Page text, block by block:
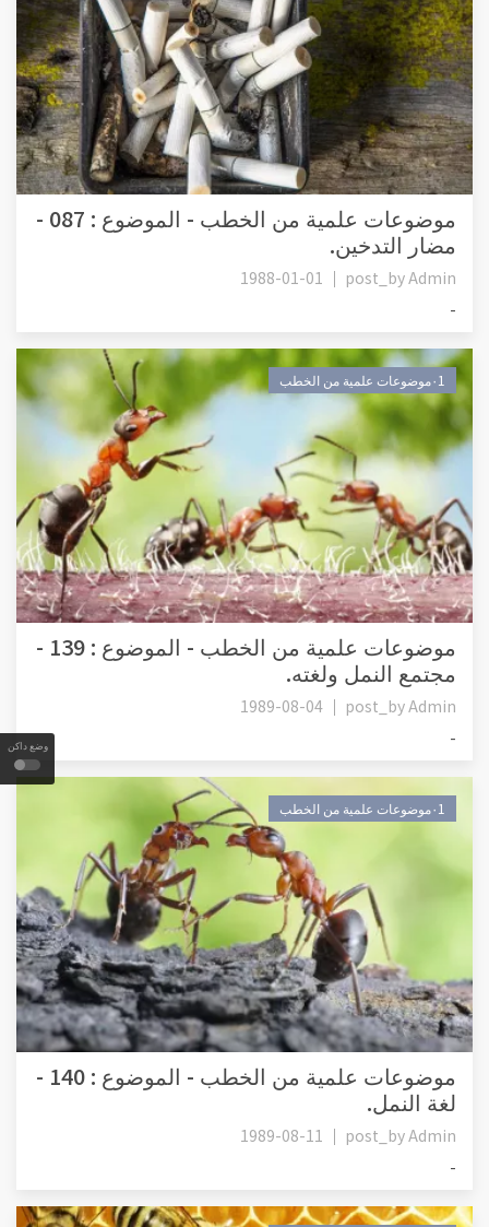
وضع داكن
موضوعات علمية من الخطب - الموضوع : 087 -
مضار التدخين.
post_byAdmin
1988-01-01
-
٠1موضوعات علمية من الخطب
موضوعات علمية من الخطب - الموضوع : 139 -
مجتمع النمل ولغته.
post_byAdmin
1989-08-04
-
٠1موضوعات علمية من الخطب
موضوعات علمية من الخطب - الموضوع : 140 -
لغة النمل.
post_byAdmin
1989-08-11
-